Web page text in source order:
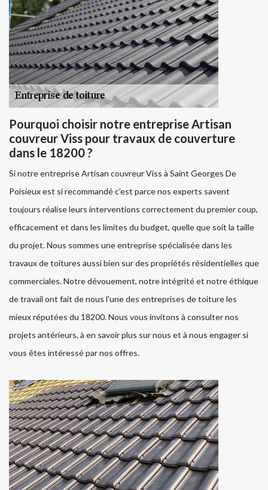
Pourquoi choisir notre entreprise Artisan
couvreur Viss pour travaux de couverture
dans le 18200 ?
Si notre entreprise Artisan couvreur Viss à Saint Georges De
Poisieux est si recommandé c’est parce nos experts savent
toujours réalise leurs interventions correctement du premier coup,
efficacement et dans les limites du budget, quelle que soit la taille
du projet. Nous sommes une entreprise spécialisée dans les
travaux de toitures aussi bien sur des propriétés résidentielles que
commerciales. Notre dévouement, notre intégrité et notre éthique
de travail ont fait de nous l'une des entreprises de toiture les
mieux réputées du 18200. Nous vous invitons à consulter nos
projets antérieurs, à en savoir plus sur nous et à nous engager si
vous êtes intéressé par nos offres.